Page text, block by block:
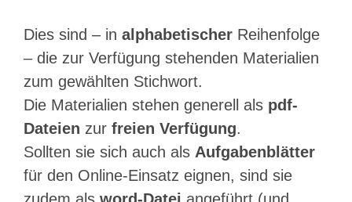
Dies sind – in alphabetischer Reihenfolge
– die zur Verfügung stehenden Materialien
zum gewählten Stichwort.
Die Materialien stehen generell als pdf-
Dateien zur freien Verfügung.
Sollten sie sich auch als Aufgabenblätter
für den Online-Einsatz eignen, sind sie